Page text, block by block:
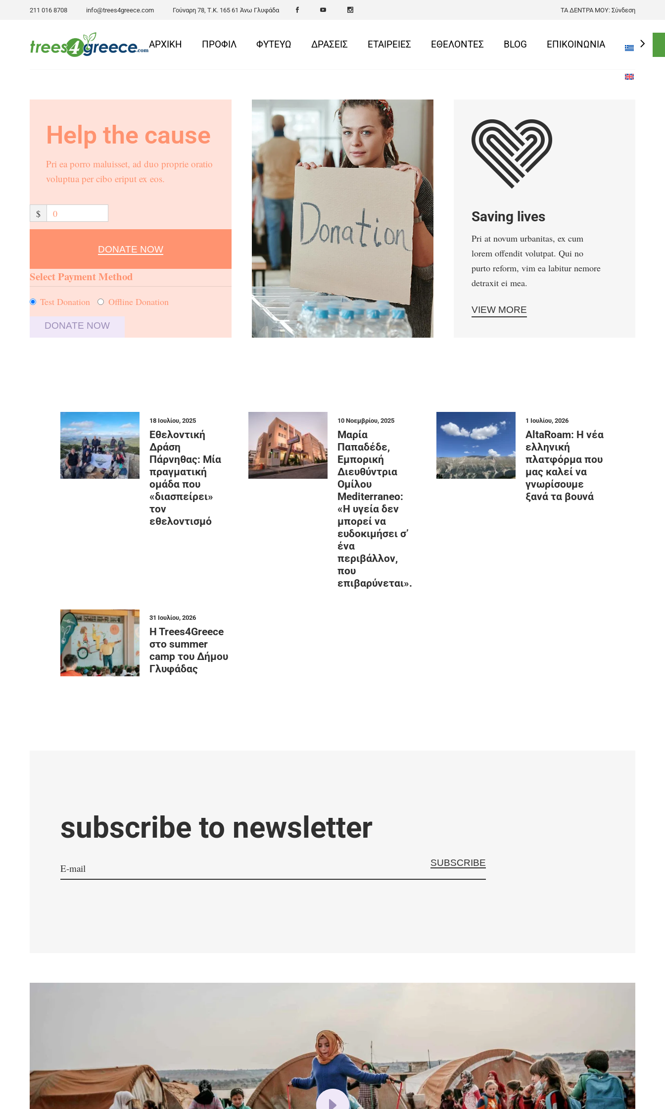
211 016 8708 info@trees4greece.com Γούναρη 78, Τ.Κ. 165 61 Άνω Γλυφάδα ΤΑ ΔΕΝΤΡΑ ΜΟΥ: Σύνδεση
ΑΡΧΙΚΗ ΠΡΟΦΙΛ ΦΥΤΕΥΩ ΔΡΑΣΕΙΣ ΕΤΑΙΡΕΙΕΣ ΕΘΕΛΟΝΤΕΣ BLOG ΕΠΙΚΟΙΝΩΝΙΑ
Help the cause
Pri ea porro maluisset, ad duo proprie oratio
voluptua per cibo eriput ex eos.
$ 0
DONATE NOW
Select Payment Method
Test Donation Offline Donation
Saving lives
Pri at novum urbanitas, ex cum
lorem offendit volutpat. Qui no
purto reform, vim ea labitur nemore
detraxit ei mea.
VIEW MORE
18 Ιουλίου, 2025
Εθελοντική
Δράση
Πάρνηθας: Μία
πραγματική
ομάδα που
«διασπείρει»
τον
εθελοντισμό
10 Νοεμβρίου, 2025
Μαρία
Παπαδέδε,
Εμπορική
Διευθύντρια
Ομίλου
Mediterraneo:
«Η υγεία δεν
μπορεί να
ευδοκιμήσει σ’
ένα
περιβάλλον,
που
επιβαρύνεται».
1 Ιουλίου, 2026
AltaRoam: Η νέα
ελληνική
πλατφόρμα που
μας καλεί να
γνωρίσουμε
ξανά τα βουνά
31 Ιουλίου, 2026
H Trees4Greece
στο summer
camp του Δήμου
Γλυφάδας
subscribe to newsletter
SUBSCRIBE